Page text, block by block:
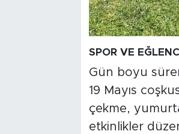
SPOR VE
Gün boyu
19 Mayıs
çekme,
etkinlikler